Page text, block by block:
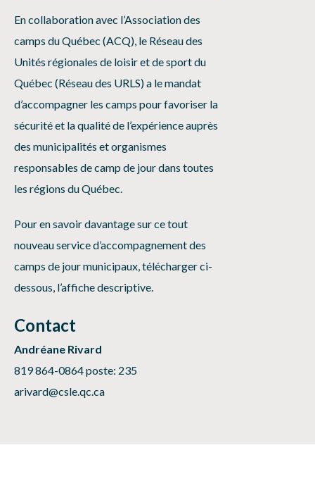
En collaboration avec l’Association des
camps du Québec (ACQ), le Réseau des
Unités régionales de loisir et de sport du
Québec (Réseau des URLS) a le mandat
d’accompagner les camps pour favoriser la
sécurité et la qualité de l’expérience auprès
des municipalités et organismes
responsables de camp de jour dans toutes
les régions du Québec.
Pour en savoir davantage sur ce tout
nouveau service d’accompagnement des
camps de jour municipaux, télécharger ci-
dessous , l’affiche descriptive.
Contact
Andréane Rivard
819 864-0864 poste: 235
arivard@csle.qc.ca